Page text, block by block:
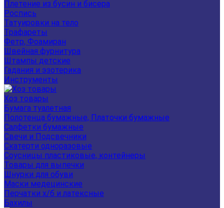
Плетение из бусин и бисера
Роспись
Татуировки на тело
Трафареты
Фетр, Фоамиран
Швейная фурнитура
Штампы детские
Гадания и эзотерика
Инструменты
Хоз товары
Бумага туалетная
Полотенца бумажные, Платочки бумажные
Салфетки бумажные
Свечи и Подсвечники
Скатерти одноразовые
Соусницы пластиковые, контейнеры
Товары для выпечки
Шнурки для обуви
Маски медецинские
Перчатки х/б и латексные
Бахилы